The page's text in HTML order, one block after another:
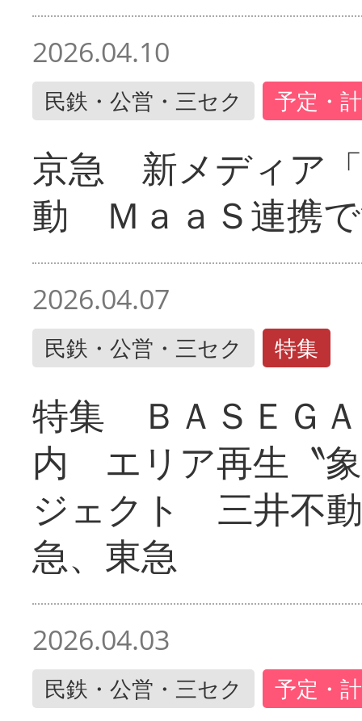
2026.04.10
民鉄・公営・三セク 予定・
京急 新メディア
動 ＭａａＳ連携
2026.04.07
民鉄・公営・三セク 特集
特集 ＢＡＳＥＧ
内 エリア再生〝
ジェクト 三井不
急、東急
2026.04.03
民鉄・公営・三セク 予定・